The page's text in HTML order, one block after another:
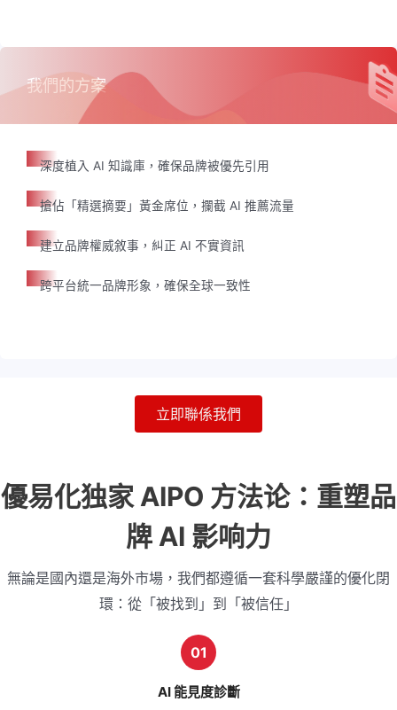
我們的方案
深度植入 AI 知識庫，確保品牌被優先引用
搶佔「精選摘要」黃金席位，攔截 AI 推薦流量
建立品牌權威敘事，糾正 AI 不實資訊
跨平台統一品牌形象，確保全球一致性
立即聯係我們
優易化独家 AIPO 方法论：重塑品
牌 AI 影响力
無論是國內還是海外市場，我們都遵循一套科學嚴謹的優化閉
環：從「被找到」到「被信任」
01
AI 能見度診斷